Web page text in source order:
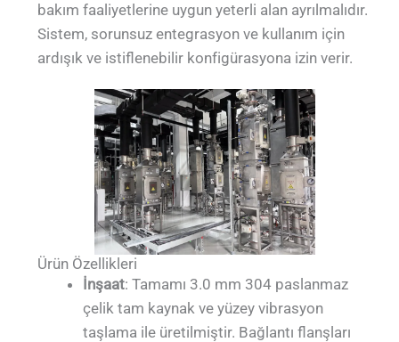
bakım faaliyetlerine uygun yeterli alan ayrılmalıdır.
Sistem, sorunsuz entegrasyon ve kullanım için
ardışık ve istiflenebilir konfigürasyona izin verir.
Ürün Özellikleri
İnşaat: Tamamı 3.0 mm 304 paslanmaz
çelik tam kaynak ve yüzey vibrasyon
taşlama ile üretilmiştir. Bağlantı flanşları